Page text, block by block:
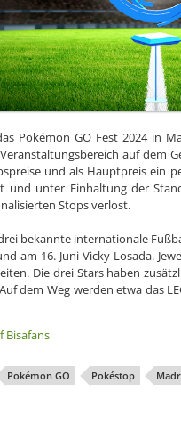
Pokémon GO Fest 2024 in
auf dem
und als Hauptpreis ein
und unter Einhaltung der
Stops verlost.
bekannte internationale
am 16. Juni Vicky Losada.
Die drei Stars haben
dem Weg werden etwa das
Bisafans
Pokémon GO Pokéstop